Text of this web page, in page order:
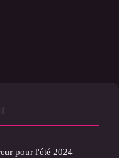
pour l'été 2024